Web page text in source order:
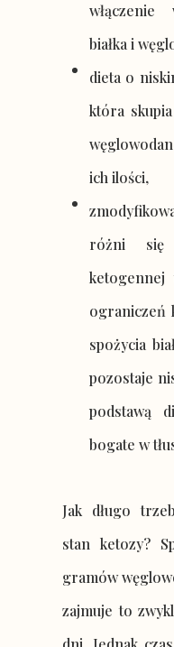
białka i
dieta o
która
ich ilości,
różni się
ograniczeń
spożycia
pozostaje
podstawą
bogate w
Jak długo
stan ketozy?
gramów
zajmuje to